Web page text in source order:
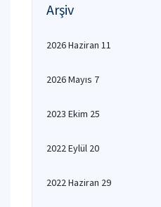
Arşiv
2026 Haziran 11
2026 Mayıs 7
2023 Ekim 25
2022 Eylül 20
2022 Haziran 29